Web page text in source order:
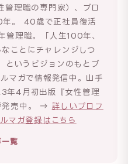
管理職の専門家）、ブロ
年。 40歳で正社員復活
管理職。「人生100年、
ことにチャレンジしつ
というビジョンのもとブ
マガで情報発信中。山手
年4月初出版『女性管理
発売中。 → 詳しいプロフ
ルマガ登録はこちら
一覧